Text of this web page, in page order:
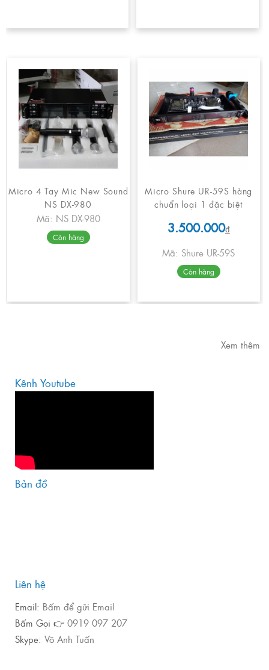
Micro 4 Tay Mic New Sound
NS DX-980
Mã: NS DX-980
Còn hàng
Micro Shure UR-59S hàng
chuẩn loại 1 đặc biệt
3.500.000₫
Mã: Shure UR-59S
Còn hàng
Xem thêm
Kênh Youtube
Bản đồ
Liên hệ
Email: Bấm để gửi Email
Bấm Gọi 👉 0919 097 207
Skype: Võ Anh Tuấn